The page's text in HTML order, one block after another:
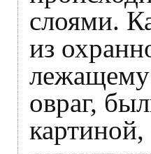
слоями.
из
лежащему
овраг,
картиной,